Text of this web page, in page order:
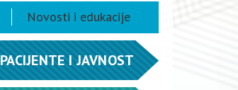
Novosti i edukacije
PACIJENTE I JAVNOST